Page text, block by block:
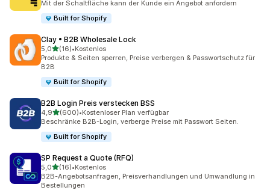
Mit der Schaltfläche kann der Kunde ein Angebot anfordern
Built for Shopify
Clay • B2B Wholesale Lock
5,0von 5 Sternen
(16)
16 Rezensionen insgesamt
•Kostenlos
Produkte & Seiten sperren, Preise verbergen & Passwortschutz für
B2B
Built for Shopify
B2B Login Preis verstecken BSS
4,9von 5 Sternen
(600)
600 Rezensionen insgesamt
•Kostenloser Plan verfügbar
Beschränke B2B-Login, verberge Preise mit Passwort Seiten.
Built for Shopify
SP Request a Quote (RFQ)
5,0von 5 Sternen
(16)
16 Rezensionen insgesamt
•Kostenlos
B2B-Angebotsanfragen, Preisverhandlungen und Umwandlung in
Bestellungen